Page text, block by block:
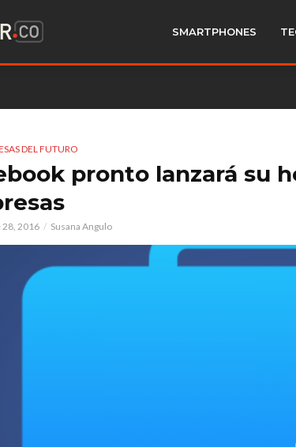
SMARTPHONES
DEL FUTURO
pronto lanzará su
2016 Susana Angulo